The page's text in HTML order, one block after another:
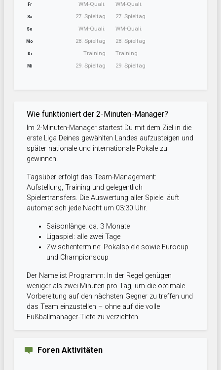
Fr WM-Quali.
Sa 27. Spieltag
So WM-Quali.
Mo 28. Spieltag
Di Training
Mi 29. Spieltag
WM-Quali.
27. Spieltag
WM-Quali.
28. Spieltag
Training
29. Spieltag
Wie funktioniert der 2-Minuten-Manager?
Im 2-Minuten-Manager startest Du mit dem Ziel in die
erste Liga Deines gewählten Landes aufzusteigen und
später nationale und internationale Pokale zu
gewinnen.
Tagsüber erfolgt das Team-Management:
Aufstellung, Training und gelegentlich
Spielertransfers. Die Auswertung aller Spiele läuft
automatisch jede Nacht um 03:30 Uhr.
Saisonlänge: ca. 3 Monate
Ligaspiel: alle zwei Tage
Zwischentermine: Pokalspiele sowie Eurocup
und Championscup
Der Name ist Programm: In der Regel genügen
weniger als zwei Minuten pro Tag, um die optimale
Vorbereitung auf den nächsten Gegner zu treffen und
das Team einzustellen – ohne auf die volle
Fußballmanager-Tiefe zu verzichten.
Foren Aktivitäten